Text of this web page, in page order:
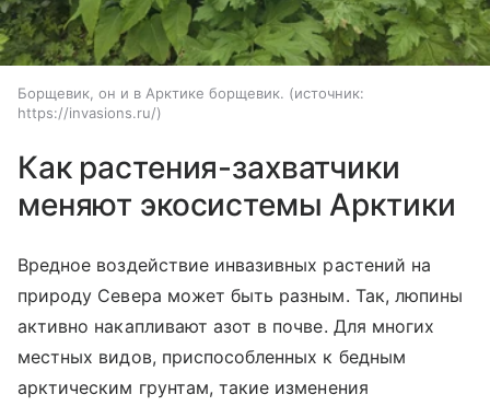
Борщевик, он и в Арктике борщевик.
источник:
https://invasions.ru/
Как растения-захватчики
меняют экосистемы Арктики
Вредное воздействие инвазивных растений на
природу Севера может быть разным. Так, люпины
активно накапливают азот в почве. Для многих
местных видов, приспособленных к бедным
арктическим грунтам, такие изменения